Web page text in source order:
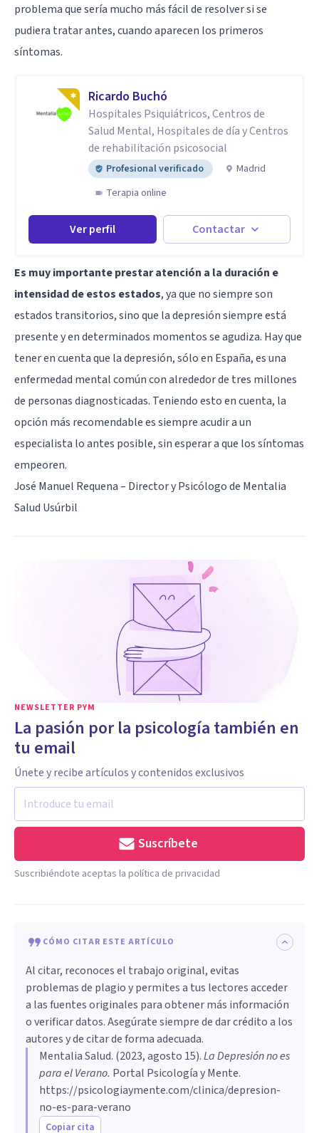
problema que sería mucho más fácil de resolver si se
pudiera tratar antes, cuando aparecen los primeros
síntomas.
Ricardo Buchó
Hospitales Psiquiátricos, Centros de
Salud Mental, Hospitales de día y Centros
de rehabilitación psicosocial
Profesional verificado
Madrid
Terapia online
Ver perfil Contactar
Es muy importante prestar atención a la duración e
intensidad de estos estados, ya que no siempre son
estados transitorios, sino que la depresión siempre está
presente y en determinados momentos se agudiza. Hay que
tener en cuenta que la depresión, sólo en España, es una
enfermedad mental común con alrededor de tres millones
de personas diagnosticadas. Teniendo esto en cuenta, la
opción más recomendable es siempre acudir a un
especialista lo antes posible, sin esperar a que los síntomas
empeoren.
José Manuel Requena – Director y Psicólogo de Mentalia
Salud Usúrbil
NEWSLETTER PYM
La pasión por la psicología también en
tu email
Únete y recibe artículos y contenidos exclusivos
Suscríbete
Suscribiéndote aceptas la política de privacidad
CÓMO CITAR ESTE ARTÍCULO
Al citar, reconoces el trabajo original, evitas
problemas de plagio y permites a tus lectores acceder
a las fuentes originales para obtener más información
o verificar datos. Asegúrate siempre de dar crédito a los
autores y de citar de forma adecuada.
Mentalia Salud. (2023, agosto 15).La Depresión no es
para el Verano. Portal Psicología y Mente.
https://psicologiaymente.com/clinica/depresion-
no-es-para-verano
Copiar cita